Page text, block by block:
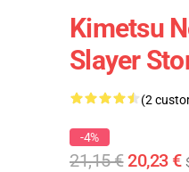
Kimetsu
Slayer
(2
-4%
21,15 €20,23 €